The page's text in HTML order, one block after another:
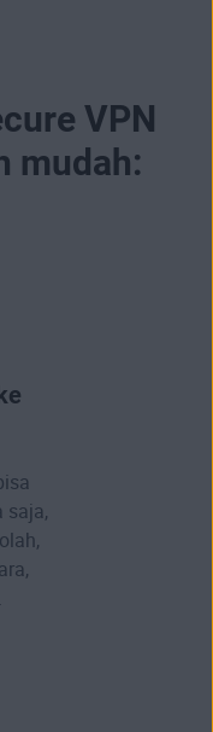
VPN
mudah:
saja,